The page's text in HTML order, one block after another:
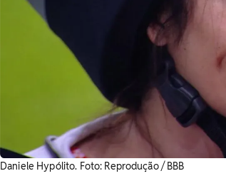
Daniele Hypólito. Foto: Reprodução / BBB